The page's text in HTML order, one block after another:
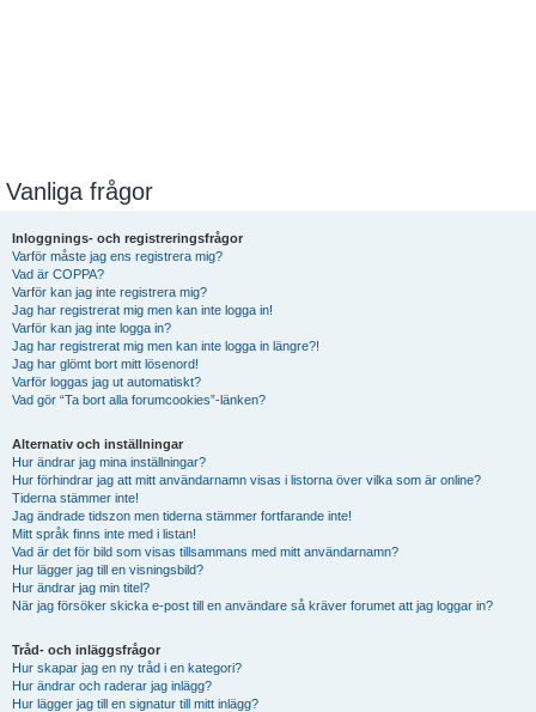
Vanliga frågor
Inloggnings- och registreringsfrågor
Varför måste jag ens registrera mig?
Vad är COPPA?
Varför kan jag inte registrera mig?
Jag har registrerat mig men kan inte logga in!
Varför kan jag inte logga in?
Jag har registrerat mig men kan inte logga in längre?!
Jag har glömt bort mitt lösenord!
Varför loggas jag ut automatiskt?
Vad gör “Ta bort alla forumcookies”-länken?
Alternativ och inställningar
Hur ändrar jag mina inställningar?
Hur förhindrar jag att mitt användarnamn visas i listorna över vilka som är online?
Tiderna stämmer inte!
Jag ändrade tidszon men tiderna stämmer fortfarande inte!
Mitt språk finns inte med i listan!
Vad är det för bild som visas tillsammans med mitt användarnamn?
Hur lägger jag till en visningsbild?
Hur ändrar jag min titel?
När jag försöker skicka e-post till en användare så kräver forumet att jag loggar in?
Tråd- och inläggsfrågor
Hur skapar jag en ny tråd i en kategori?
Hur ändrar och raderar jag inlägg?
Hur lägger jag till en signatur till mitt inlägg?